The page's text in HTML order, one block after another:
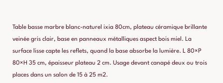
Table basse marbre blanc-naturel ixia 80cm, plateau céramique brillante
veinée gris clair, base en panneaux métalliques aspect bois miel. La
surface lisse capte les reflets, quand la base absorbe la lumière. L 80×P
80×H 35 cm, épaisseur plateau 2 cm. Usage devant canapé deux ou trois
places dans un salon de 15 à 25 m2.